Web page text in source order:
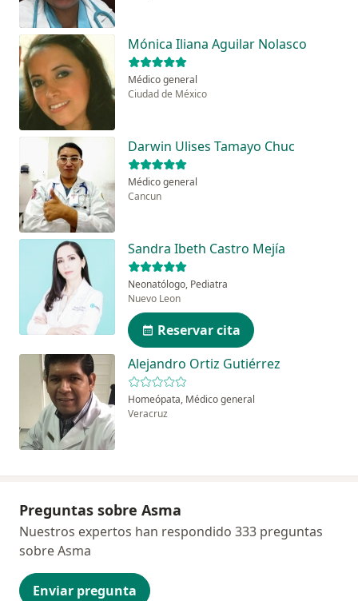
Mónica Iliana Aguilar Nolasco
Médico general
Ciudad de México
Darwin Ulises Tamayo Chuc
Médico general
Cancun
Sandra Ibeth Castro Mejía
Neonatólogo, Pediatra
Nuevo Leon
Reservar cita
Alejandro Ortiz Gutiérrez
Homeópata, Médico general
Veracruz
Preguntas sobre Asma
Enviar pregunta
Nuestros expertos han respondido 333 preguntas
sobre Asma